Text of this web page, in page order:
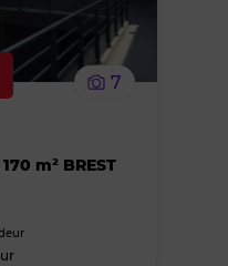
le
7
m² BREST